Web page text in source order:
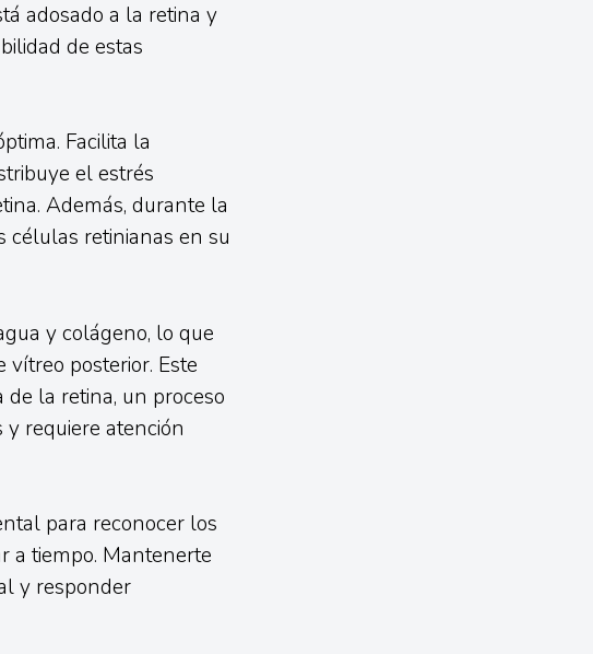
adosado a la retina y
de estas
Facilita la
el estrés
Además, durante la
células retinianas en su
y colágeno, lo que
posterior. Este
la retina, un proceso
requiere atención
para reconocer los
a tiempo. Mantenerte
y responder